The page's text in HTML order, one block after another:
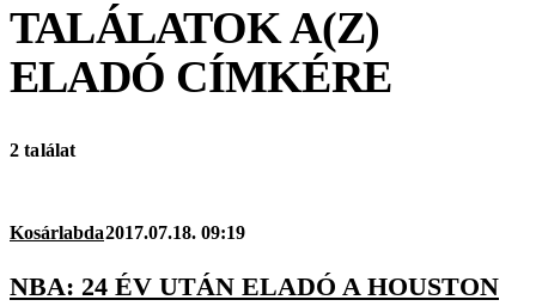
TALÁLATOK A(Z)
ELADÓ CÍMKÉRE
2 találat
Kosárlabda2017.07.18. 09:19
NBA: 24 ÉV UTÁN ELADÓ A HOUSTON